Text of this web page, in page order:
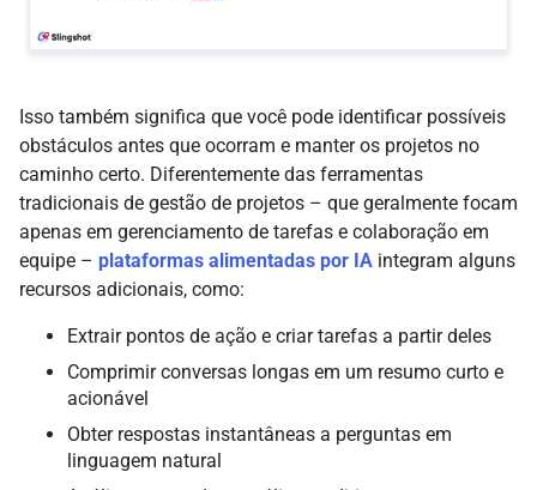
Isso também significa que você pode identificar possíveis
obstáculos antes que ocorram e manter os projetos no
caminho certo. Diferentemente das ferramentas
tradicionais de gestão de projetos – que geralmente focam
apenas em gerenciamento de tarefas e colaboração em
equipe – plataformas alimentadas por IA integram alguns
recursos adicionais, como:
Extrair pontos de ação e criar tarefas a partir deles
Comprimir conversas longas em um resumo curto e
acionável
Obter respostas instantâneas a perguntas em
linguagem natural